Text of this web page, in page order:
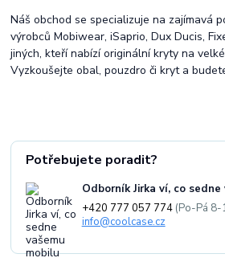
Potřebujete poradit?
Odborník Jirka ví, co sedne
+420 777 057 774 (Po-Pá
info@coolcase.cz
Náš obchod se specializuje na zajímavá
výrobců Mobiwear, iSaprio, Dux Ducis,
jiných, kteří nabízí originální kryty na
Vyzkoušejte obal, pouzdro či kryt a